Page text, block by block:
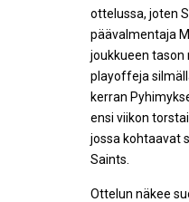
ottelussa, joten
päävalmentaja
joukkueen tason
playoffeja
kerran
ensi viikon
jossa kohtaavat
Saints.
Ottelun näkee